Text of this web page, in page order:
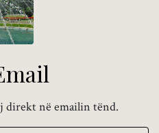
në emailin tënd.